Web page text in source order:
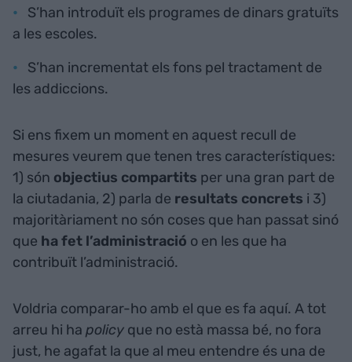
S’han introduït els programes de dinars gratuïts
a les escoles.
S’han incrementat els fons pel tractament de
les addiccions.
Si ens fixem un moment en aquest recull de
mesures veurem que tenen tres característiques:
1) són objectius compartits per una gran part de
la ciutadania, 2) parla de resultats concrets i 3)
majoritàriament no són coses que han passat sinó
que ha fet l’administració o en les que ha
contribuït l’administració.
Voldria comparar-ho amb el que es fa aquí. A tot
arreu hi ha policy que no està massa bé, no fora
just, he agafat la que al meu entendre és una de